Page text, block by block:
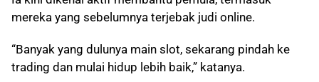
mereka yang sebelumnya terjebak judi online.
“Banyak yang dulunya main slot, sekarang pindah ke
trading dan mulai hidup lebih baik,” katanya.